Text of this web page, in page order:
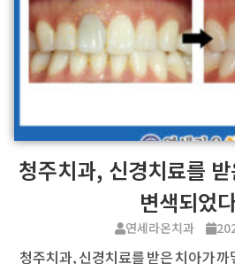
청주치과, 신경치료를
변색되었
연세라온치과
청주치과, 신경치료를 받은 치아가